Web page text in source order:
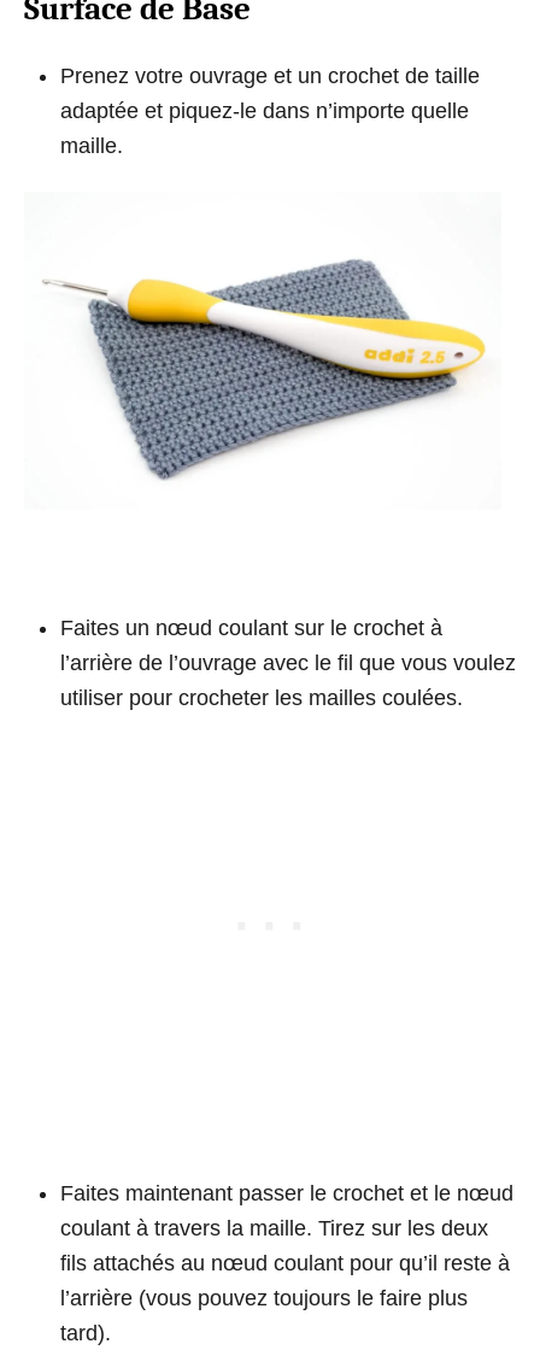
Surface de Base
Prenez votre ouvrage et un crochet de taille
adaptée et piquez-le dans n’importe quelle
maille.
Faites un nœud coulant sur le crochet à
l’arrière de l’ouvrage avec le fil que vous voulez
utiliser pour crocheter les mailles coulées.
Faites maintenant passer le crochet et le nœud
coulant à travers la maille. Tirez sur les deux
fils attachés au nœud coulant pour qu’il reste à
l’arrière (vous pouvez toujours le faire plus
tard).